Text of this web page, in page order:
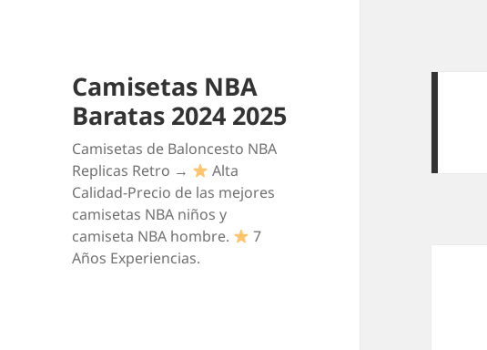
Camisetas NBA
Baratas 2024 2025
Camisetas de Baloncesto NBA
Replicas Retro →
Alta
Calidad-Precio de las mejores
camisetas NBA niños y
camiseta NBA hombre.
7
Años Experiencias.